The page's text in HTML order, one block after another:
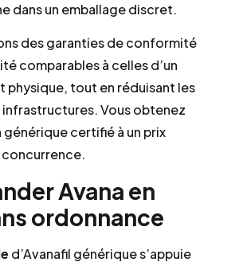
dans un emballage discret.
des garanties de conformité
comparables à celles d’un
physique, tout en réduisant les
infrastructures. Vous obtenez
générique certifié à un prix
Avana en
ordonnance
d’Avanafil générique s’appuie